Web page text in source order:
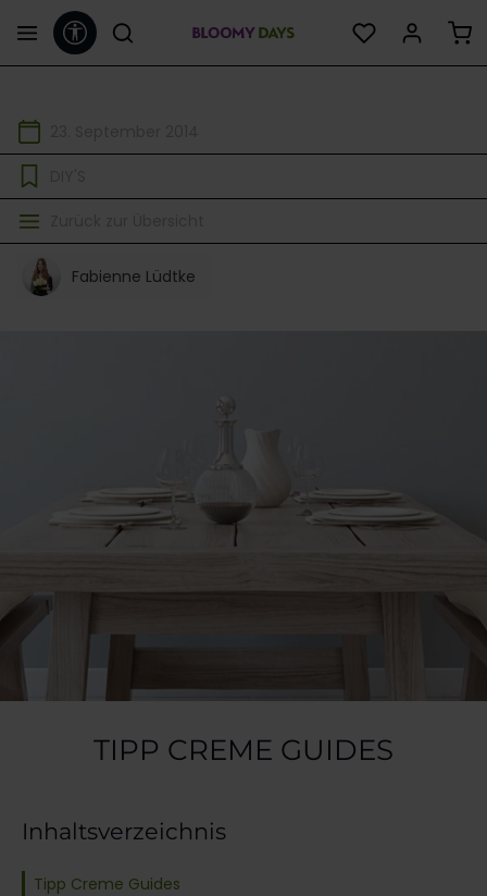
springenWerkzeugleiste anzeigen
Fabienne Lüdtke
TIPP CREME GUIDES
Inhaltsverzeichnis
Tipp Creme Guides